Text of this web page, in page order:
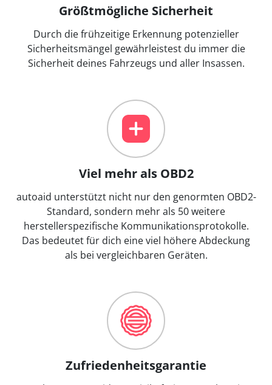
Größtmögliche Sicherheit
Durch die frühzeitige Erkennung potenzieller
Sicherheitsmängel gewährleistest du immer die
Sicherheit deines Fahrzeugs und aller Insassen.
Viel mehr als OBD2
autoaid unterstützt nicht nur den genormten OBD2-
Standard, sondern mehr als 50 weitere
herstellerspezifische Kommunikationsprotokolle.
Das bedeutet für dich eine viel höhere Abdeckung
als bei vergleichbaren Geräten.
Zufriedenheitsgarantie